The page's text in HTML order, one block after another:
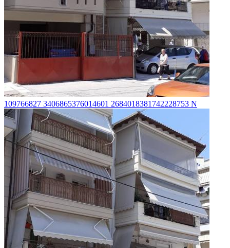
109766827 3406865376014601 2684018381742228753 N